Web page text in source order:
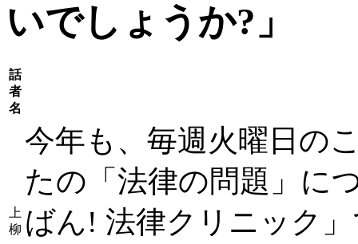
いでしょうか?」
話
者
名
上
柳
今年も、毎週火曜日の
たの「法律の問題」に
ばん! 法律クリニック